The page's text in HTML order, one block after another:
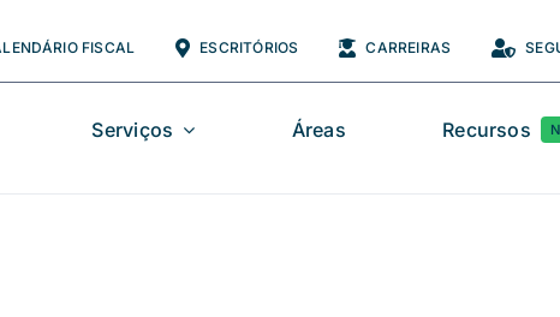
FISCAL ESCRITÓRIOS CARREIRAS
Serviços Áreas Recursos